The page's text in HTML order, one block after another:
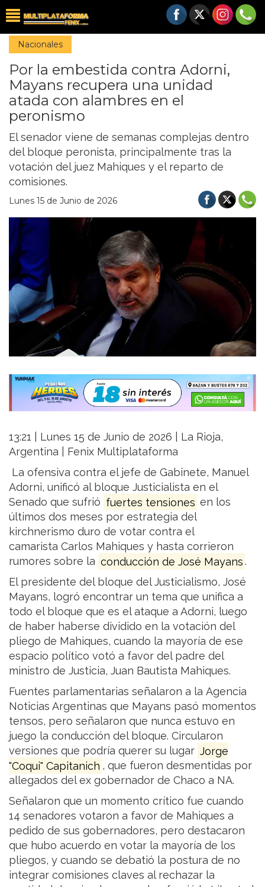
Nacionales
Por la embestida contra Adorni,
Mayans recupera una unidad
atada con alambres en el
peronismo
El senador viene de semanas complejas dentro
del bloque peronista, principalmente tras la
votación del juez Mahiques y el reparto de
comisiones.
Lunes 15 de Junio de 2026
13:21 | Lunes 15 de Junio de 2026 | La Rioja,
Argentina | Fenix Multiplataforma
La ofensiva contra el jefe de Gabinete, Manuel
Adorni, unificó al bloque Justicialista en el
Senado que sufrió fuertes tensiones en los
últimos dos meses por estrategia del
kirchnerismo duro de votar contra el
camarista Carlos Mahiques y hasta corrieron
rumores sobre la conducción de José Mayans.
El presidente del bloque del Justicialismo, José
Mayans, logró encontrar un tema que unifica a
todo el bloque que es el ataque a Adorni, luego
de haber haberse dividido en la votación del
pliego de Mahiques, cuando la mayoría de ese
espacio político votó a favor del padre del
ministro de Justicia, Juan Bautista Mahiques.
Fuentes parlamentarias señalaron a la Agencia
Noticias Argentinas que Mayans pasó momentos
tensos, pero señalaron que nunca estuvo en
juego la conducción del bloque. Circularon
versiones que podría querer su lugar Jorge
"Coqui" Capitanich , que fueron desmentidas por
allegados del ex gobernador de Chaco a NA.
Señalaron que un momento crítico fue cuando
14 senadores votaron a favor de Mahiques a
pedido de sus gobernadores, pero destacaron
que hubo acuerdo en votar la mayoría de los
pliegos, y cuando se debatió la postura de no
integrar comisiones claves al rechazar la